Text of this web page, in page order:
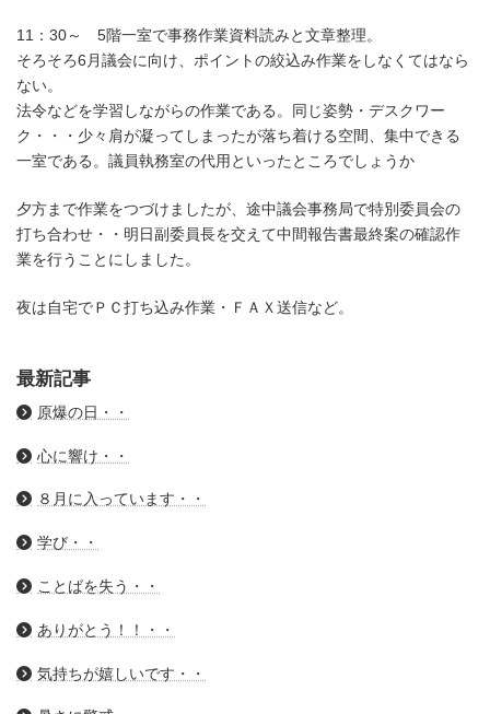
11：30～ 5階一室で事務作業資料読みと文章整理。
そろそろ6月議会に向け、ポイントの絞込み作業をしなくてはなら
ない。
法令などを学習しながらの作業である。同じ姿勢・デスクワー
ク・・・少々肩が凝ってしまったが落ち着ける空間、集中できる
一室である。議員執務室の代用といったところでしょうか
夕方まで作業をつづけましたが、途中議会事務局で特別委員会の
打ち合わせ・・明日副委員長を交えて中間報告書最終案の確認作
業を行うことにしました。
夜は自宅でＰＣ打ち込み作業・ＦＡＸ送信など。
最新記事
原爆の日・・
心に響け・・
８月に入っています・・
学び・・
ことばを失う・・
ありがとう！！・・
気持ちが嬉しいです・・